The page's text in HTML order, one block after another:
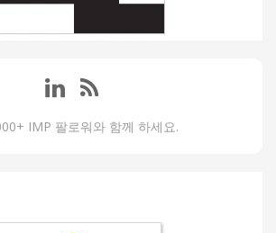
IMP 팔로워와 함께 하세요.